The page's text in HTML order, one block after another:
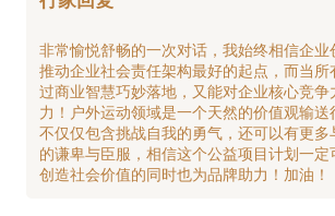
非常愉悦舒畅的一次对话，我始终相信企业
推动企业社会责任架构最好的起点，而当所
过商业智慧巧妙落地，又能对企业核心竞争
力！户外运动领域是一个天然的价值观输送
不仅仅包含挑战自我的勇气，还可以有更多
的谦卑与臣服，相信这个公益项目计划一定